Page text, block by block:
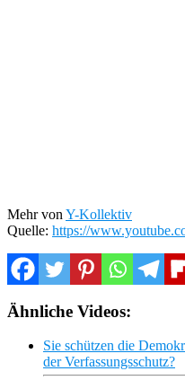
Mehr von Y-Kollektiv
Quelle: https://
Ähnliche Videos:
Sie schützen die
der Verfassungsschutz?